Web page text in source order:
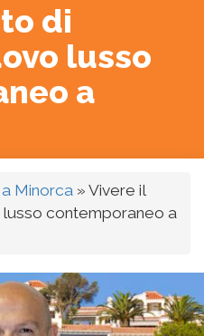
di
lusso
a
Minorca » Vivere il
lusso contemporaneo a